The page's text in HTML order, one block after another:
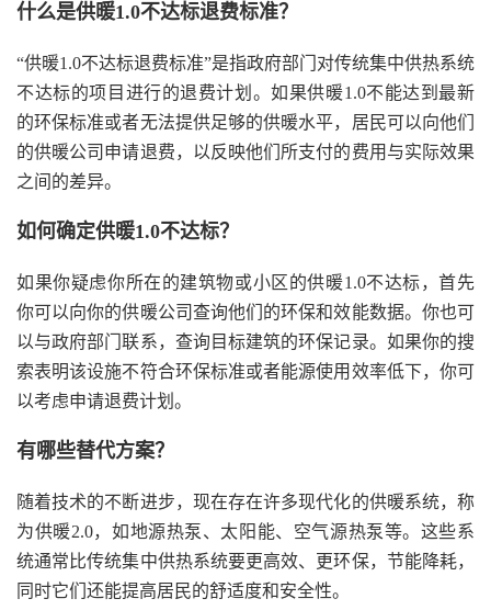
什么是供暖1.0不达标退费标准？
“供暖1.0不达标退费标准”是指政府部门对传统集中供热系统
不达标的项目进行的退费计划。如果供暖1.0不能达到最新
的环保标准或者无法提供足够的供暖水平，居民可以向他们
的供暖公司申请退费，以反映他们所支付的费用与实际效果
之间的差异。
如何确定供暖1.0不达标？
如果你疑虑你所在的建筑物或小区的供暖1.0不达标，首先
你可以向你的供暖公司查询他们的环保和效能数据。你也可
以与政府部门联系，查询目标建筑的环保记录。如果你的搜
索表明该设施不符合环保标准或者能源使用效率低下，你可
以考虑申请退费计划。
有哪些替代方案？
随着技术的不断进步，现在存在许多现代化的供暖系统，称
为供暖2.0，如地源热泵、太阳能、空气源热泵等。这些系
统通常比传统集中供热系统要更高效、更环保，节能降耗，
同时它们还能提高居民的舒适度和安全性。